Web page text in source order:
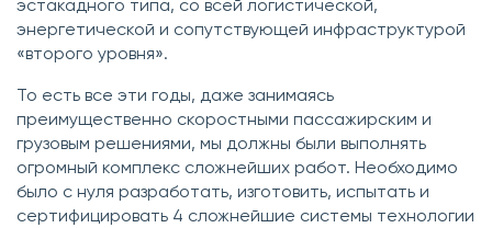
эстакадного типа, со всей логистической,
энергетической и сопутствующей инфраструктурой
«второго уровня».
То есть все эти годы, даже занимаясь
преимущественно скоростными пассажирским и
грузовым решениями, мы должны были выполнять
огромный комплекс сложнейших работ. Необходимо
было с нуля разработать, изготовить, испытать и
сертифицировать 4 сложнейшие системы технологии